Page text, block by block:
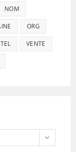
NOM
ORG
TEL VENTE